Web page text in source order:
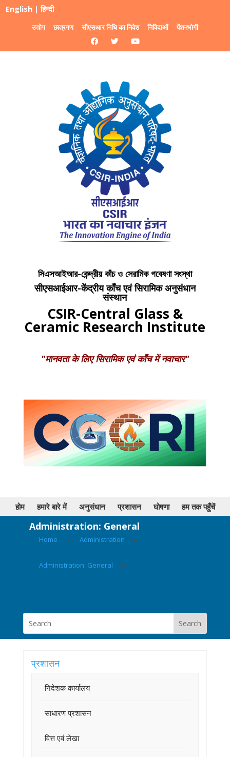
English |हिन्दी
उद्योग छात्रगण सीएसआर निधि का निवेश निविदाओं पेंशनभोगी
সিএসআইআর-কেন্দ্রীয় কাঁচ ও সেরামিক গবেষণা সংস্থা
सीएसआईआर-केंद्रीय काँच एवं सिरामिक अनुसंधान
संस्थान
CSIR-Central Glass &
Ceramic Research Institute
"मानवता के लिए सिरामिक एवं काँच में नवाचार"
होम हमारे बारे में अनुसंधान प्रशासन घोषणा हम तक पहुँचें
Administration: General
Home ▸ Administration ▸
Administration: General ▸
प्रशासन
निदेशक कार्यालय
साधारण प्रशासन
वित्त एवं लेखा